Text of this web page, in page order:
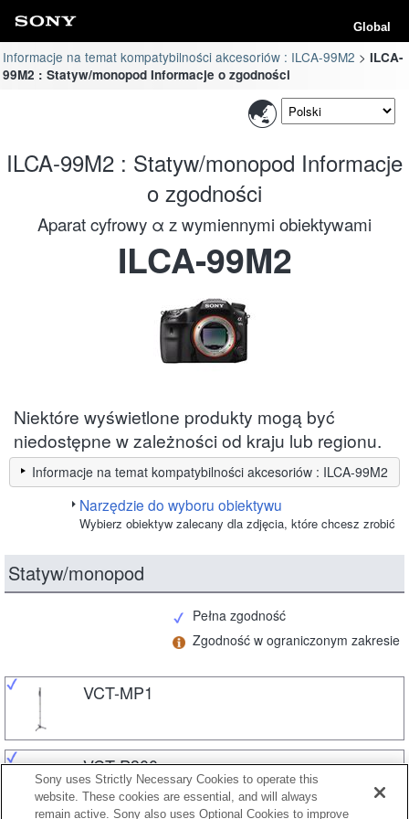
Global
Informacje na temat kompatybilności akcesoriów : ILCA-99M2
ILCA-
99M2 : Statyw/monopod Informacje o zgodności
ILCA-99M2 : Statyw/monopod Informacje
o zgodności
Aparat cyfrowy α z wymiennymi obiektywami
ILCA-99M2
Niektóre wyświetlone produkty mogą być
niedostępne w zależności od kraju lub regionu.
Informacje na temat kompatybilności akcesoriów : ILCA-99M2
Narzędzie do wyboru obiektywu
Wybierz obiektyw zalecany dla zdjęcia, które chcesz zrobić
Statyw/monopod
Pełna zgodność
Zgodność w ograniczonym zakresie
VCT-MP1
VCT-P300
Sony uses Strictly Necessary Cookies to operate this
website. These cookies are essential, and will always
remain active. Sony also uses Optional Cookies to improve